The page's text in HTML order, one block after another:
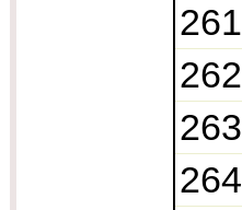
261
262
263
264